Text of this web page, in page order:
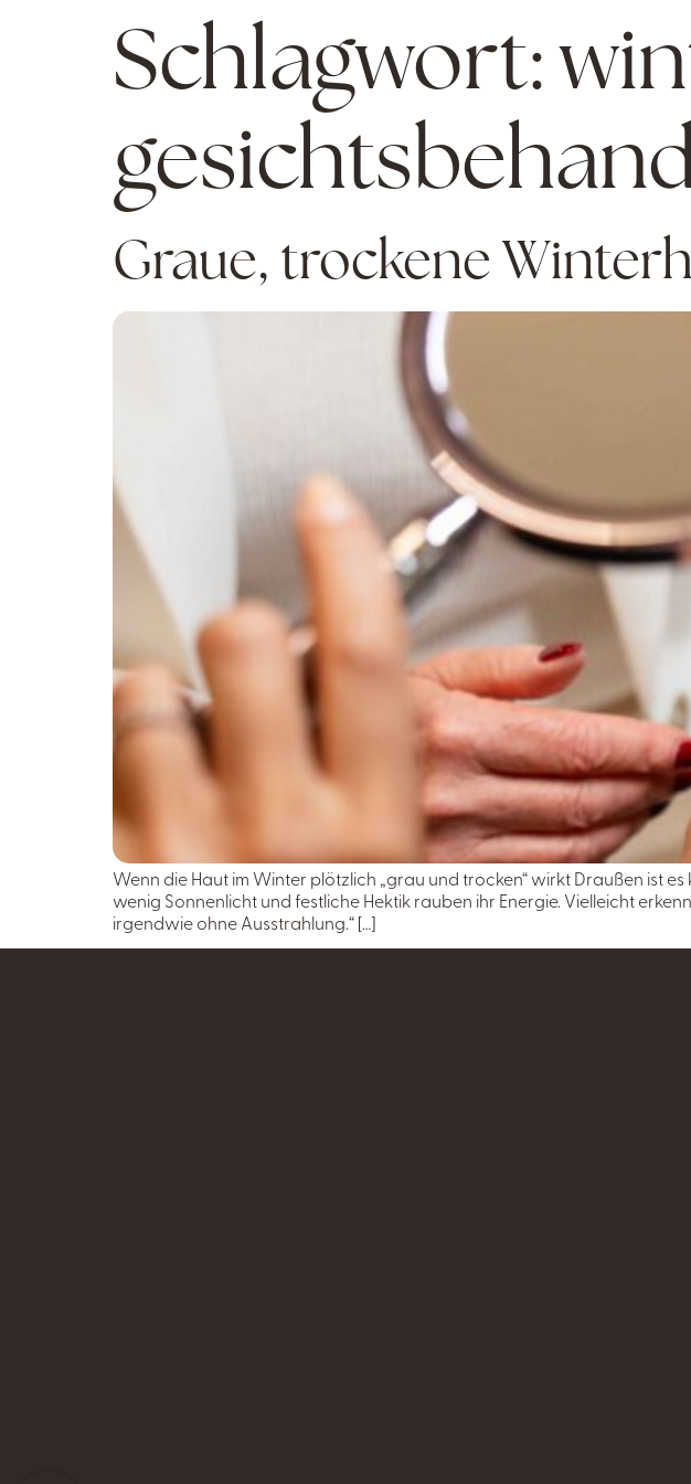
Schlagwort:
Graue, trockene
Wenn die Haut im Winter plötzlich „grau und trocken“ wirkt Draußen ist
wenig Sonnenlicht und festliche Hektik rauben ihr Energie. Vielleicht
irgendwie ohne Ausstrahlung.“ […]